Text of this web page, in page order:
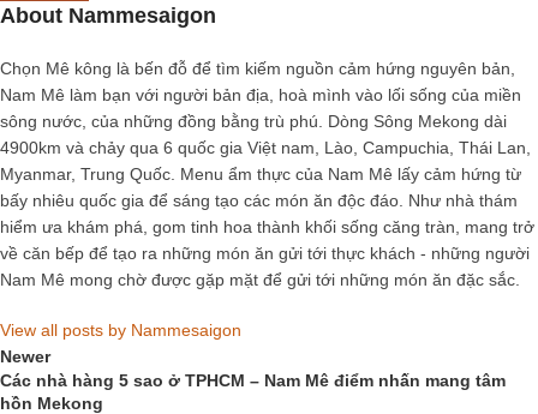
About Nammesaigon
Chọn Mê kông là bến đỗ để tìm kiếm nguồn cảm hứng nguyên bản,
Nam Mê làm bạn với người bản địa, hoà mình vào lối sống của miền
sông nước, của những đồng bằng trù phú. Dòng Sông Mekong dài
4900km và chảy qua 6 quốc gia Việt nam, Lào, Campuchia, Thái Lan,
Myanmar, Trung Quốc. Menu ẩm thực của Nam Mê lấy cảm hứng từ
bấy nhiêu quốc gia để sáng tạo các món ăn độc đáo. Như nhà thám
hiểm ưa khám phá, gom tinh hoa thành khối sống căng tràn, mang trở
về căn bếp để tạo ra những món ăn gửi tới thực khách - những người
Nam Mê mong chờ được gặp mặt để gửi tới những món ăn đặc sắc.
View all posts by Nammesaigon
Newer
Các nhà hàng 5 sao ở TPHCM – Nam Mê điểm nhấn mang tâm
hồn Mekong